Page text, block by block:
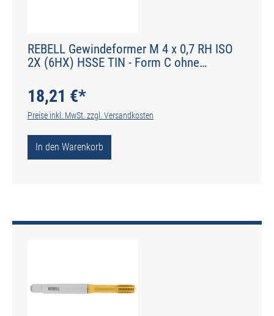
REBELL Gewindeformer M 4 x 0,7 RH ISO
2X (6HX) HSSE TIN - Form C ohne
18,21 €*
Preise inkl. MwSt. zzgl. Versandkosten
In den Warenkorb